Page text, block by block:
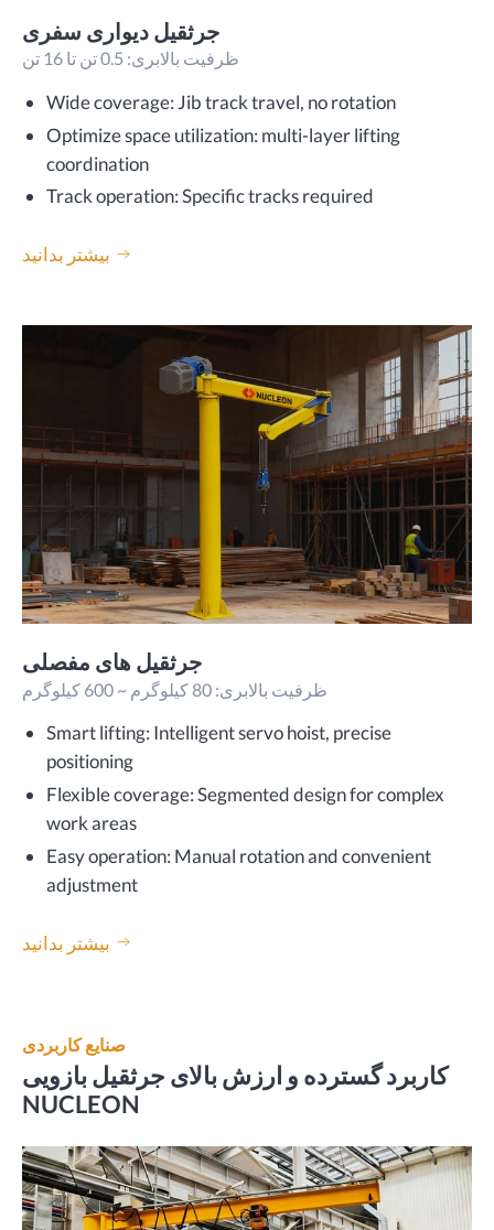
جرثقیل دیواری سفری
ظرفیت بالابری: 0.5 تن تا 16 تن
Wide coverage: Jib track travel, no rotation
Optimize space utilization: multi-layer lifting
coordination
Track operation: Specific tracks required
بیشتر بدانید
جرثقیل های مفصلی
ظرفیت بالابری: 80 کیلوگرم ~ 600 کیلوگرم
Smart lifting: Intelligent servo hoist, precise
positioning
Flexible coverage: Segmented design for complex
work areas
Easy operation: Manual rotation and convenient
adjustment
بیشتر بدانید
صنایع کاربردی
کاربرد گسترده و ارزش بالای جرثقیل بازویی
NUCLEON